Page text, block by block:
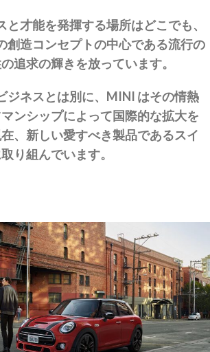
才能を発揮する場所はどこでも、
創造コンセプトの中心である流行の
追求の輝きを放っています。
ジネスとは別に、MINI はその情熱
ンシップによって国際的な拡大を
、新しい愛すべき製品であるスイ
り組んでいます。